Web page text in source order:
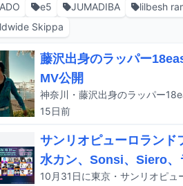
e5 JUMADIBA lilbesh
Skippa
藤沢出身のラッパー
MV公開
15日前
サンリオピューロランド
水カン、Sonsi、Siero、